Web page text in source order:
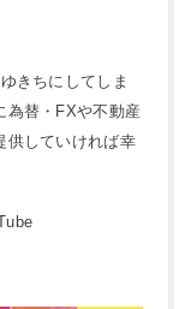
きちにしてしま
為替・FXや不動産
供していければ幸